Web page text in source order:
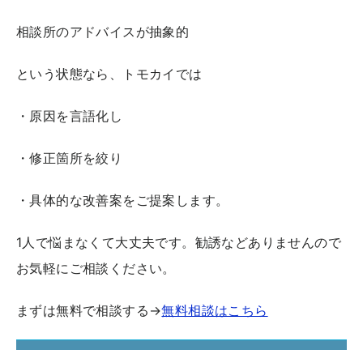
相談所のアドバイスが抽象的
という状態なら、トモカイでは
・原因を言語化し
・修正箇所を絞り
・具体的な改善案をご提案します。
1人で悩まなくて大丈夫です。勧誘などありませんので
お気軽にご相談ください。
まずは無料で相談する→無料相談はこちら